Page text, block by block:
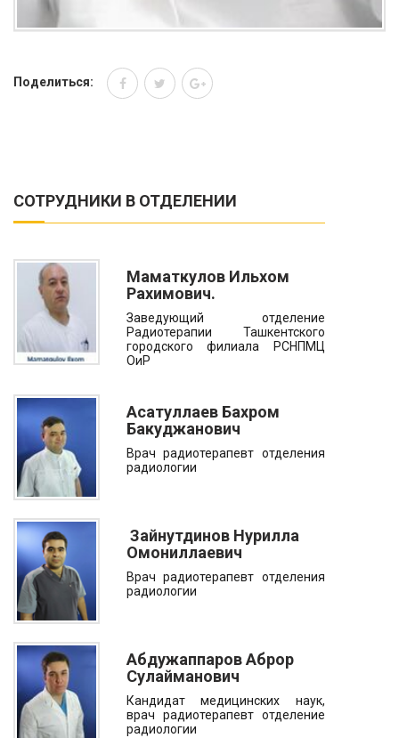
Поделиться:
СОТРУДНИКИ В ОТДЕЛЕНИИ
Маматкулов Ильхом
Рахимович.
Заведующий отделение
Радиотерапии Ташкентского
городского филиала РСНПМЦ
ОиР
Асатуллаев Бахром
Бакуджанович
Врач радиотерапевт отделения
радиологии
Зайнутдинов Нурилла
Омониллаевич
Врач радиотерапевт отделения
радиологии
Абдужаппаров Аброр
Сулайманович
Кандидат медицинских наук,
врач радиотерапевт отделение
радиологии